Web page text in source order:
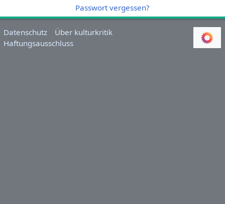
Passwort vergessen?
Datenschutz
Über kulturkritik
Haftungsausschluss